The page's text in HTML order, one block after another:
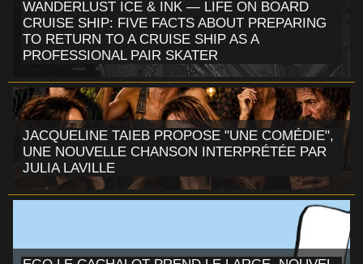
WANDERLUST ICE & INK — LIFE ON BOARD
CRUISE SHIP: FIVE FACTS ABOUT PREPARING
TO RETURN TO A CRUISE SHIP AS A
PROFESSIONAL PAIR SKATER
JACQUELINE TAIEB PROPOSE "UNE COMÉDIE",
UNE NOUVELLE CHANSON INTERPRÉTÉE PAR
JULIA LAVILLE